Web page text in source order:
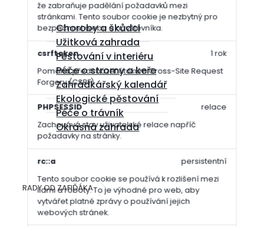
že zabraňuje padělání požadavků mezi
stránkami. Tento soubor cookie je nezbytný pro
bezpečnost webu a návštěvníka.
csrftoken
Pomáhá předcházet útokům Cross-Site Request
Forgery (CSRF).
1 rok
PHPSESSID
Zachovává stav uživatelské relace napříč
požadavky na stránky.
relace
rc::a
Tento soubor cookie se používá k rozlišení mezi
lidmi a roboty. To je výhodné pro web, aby
vytvářet platné zprávy o používání jejich
webových stránek.
persistentní
RADY OD ZAFIĎÁKA Prevence proti plísním
Choroby a škůdci
Užitková zahrada
Pěstování v interiéru
Péče o stromy a keře
Zahrádkářský kalendář
Ekologické pěstování
Péče o trávník
Okrasná zahrada